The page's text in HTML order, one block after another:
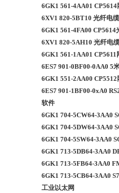
6GK1 561-4AA01
6XV1 820-5BT10 光纤电
6GK1 561-4FA00
6XV1 820-5AH10 光纤电
6GK1 561-1AA01
6ES7 901-0BF00-0AA0 5
6GK1 551-2AA00
6ES7 901-1BF00-0xA0
软件
6GK1 704-5CW64-3AA0
6GK1 704-5DW64-3AA0
6GK1 704-5SW64-3AA0
6GK1 713-5DB64-3AA0
6GK1 713-5FB64-3AA0
6GK1 713-5CB64-3AA0
工业以太网